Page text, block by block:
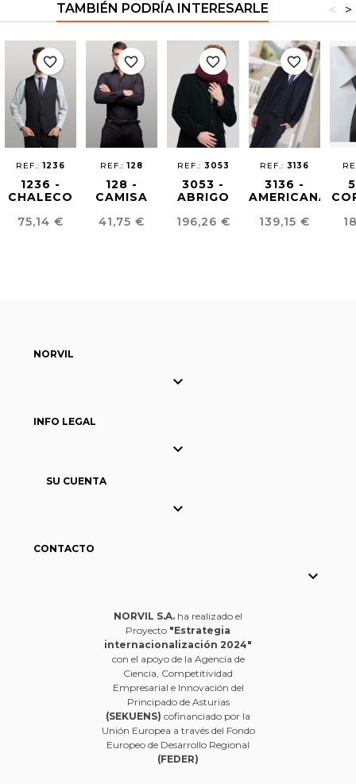
TAMBIÉN PODRÍA INTERESARLE >
<
REF.:1236
1236 -
CHALECO
EASY
Precio
75,14 €
favorite_border
REF.:128
128 -
CAMISA
HOMBRE
Precio
41,75 €
favorite_border
REF.: 3053
3053 -
ABRIGO
SASTRE
Precio
196,26 €
favorite_border
REF.: 3136
3136 -
AMERICANA
EASY
Precio
139,15 €
favorite_border
NORVIL

INFO LEGAL

SU CUENTA

CONTACTO

NORVIL S.A. ha realizado el
Proyecto "Estrategia
internacionalización 2024"
con el apoyo de la Agencia de
Ciencia, Competitividad
Empresarial e Innovación del
Principado de Asturias
(SEKUENS) cofinanciado por la
Unión Europea a través del Fondo
Europeo de Desarrollo Regional
(FEDER)